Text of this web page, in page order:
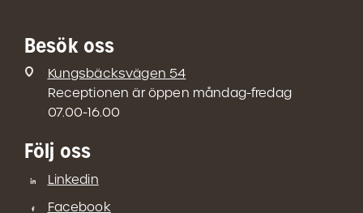
Besök oss
Kungsbäcksvägen 54
Receptionen är öppen måndag-fredag
07.00-16.00
Följ oss
Linkedin
Facebook